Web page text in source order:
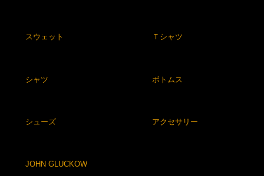
スウェット Ｔシャツ
シャツ ボトムス
シューズ アクセサリー
JOHN GLUCKOW